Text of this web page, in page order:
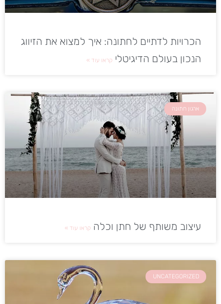
הכרויות לדתיים לחתונה: איך למצוא את הזיווג
הנכון בעולם הדיגיטלי קראו עוד »
ארגון חתונה
עיצוב משותף של חתן וכלה קראו עוד »
UNCATEGORIZED